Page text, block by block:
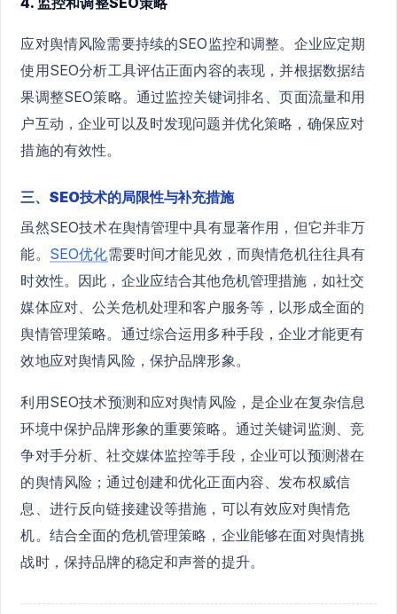
应对舆情风险需要持续的SEO监控和调整。企业应定期
使用SEO分析工具评估正面内容的表现，并根据数据结
果调整SEO策略。通过监控关键词排名、页面流量和用
户互动，企业可以及时发现问题并优化策略，确保应对
措施的有效性。
三、SEO技术的局限性与补充措施
虽然SEO技术在舆情管理中具有显著作用，但它并非万
能。 SEO优化需要时间才能见效，而舆情危机往往具有
时效性。因此，企业应结合其他危机管理措施，如社交
媒体应对、公关危机处理和客户服务等，以形成全面的
舆情管理策略。通过综合运用多种手段，企业才能更有
效地应对舆情风险，保护品牌形象。
利用SEO技术预测和应对舆情风险，是企业在复杂信息
环境中保护品牌形象的重要策略。通过关键词监测、竞
争对手分析、社交媒体监控等手段，企业可以预测潜在
的舆情风险；通过创建和优化正面内容、发布权威信
息、进行反向链接建设等措施，可以有效应对舆情危
机。结合全面的危机管理策略，企业能够在面对舆情挑
战时，保持品牌的稳定和声誉的提升。